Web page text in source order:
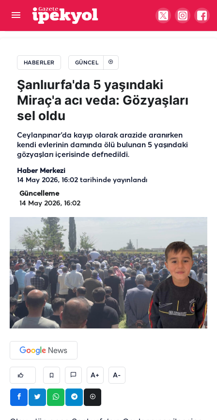
HABERLER GÜNCEL
Şanlıurfa'da 5 yaşındaki
Miraç'a acı veda: Gözyaşları
sel oldu
Ceylanpınar’da kayıp olarak arazide aranırken
kendi evlerinin damında ölü bulunan 5 yaşındaki
gözyaşları içerisinde defnedildi.
Haber Merkezi
14 May 2026, 16:02 tarihinde yayınlandı
Güncelleme
14 May 2026, 16:02
A+ A-
Büyükşehir’den Cumhurbaşkanı Erdoğan’a